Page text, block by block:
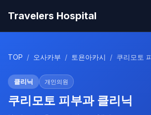
Travelers Hospital
TOP / 오사카부 / 토욘아카시 / 쿠리모토
클리닉 개인의원
쿠리모토 피부과 클리닉